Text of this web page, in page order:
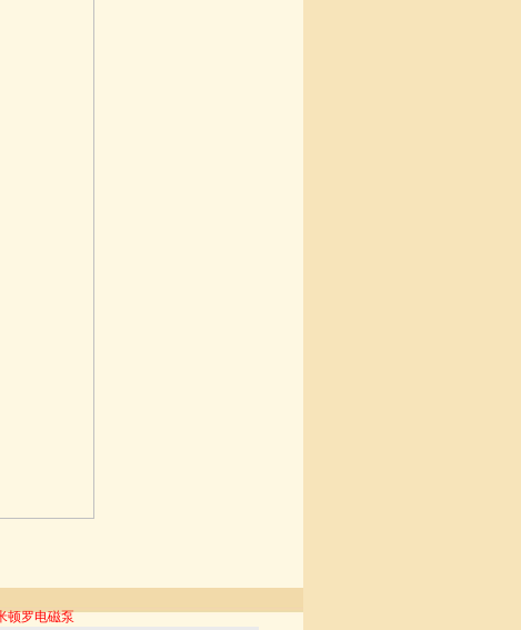
顿罗电磁泵